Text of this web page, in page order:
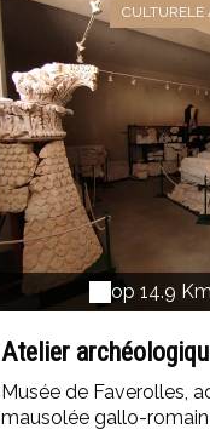
CULTURELE
op 14.9
Atelier
Musée de Faverolles,
mausolée gallo-